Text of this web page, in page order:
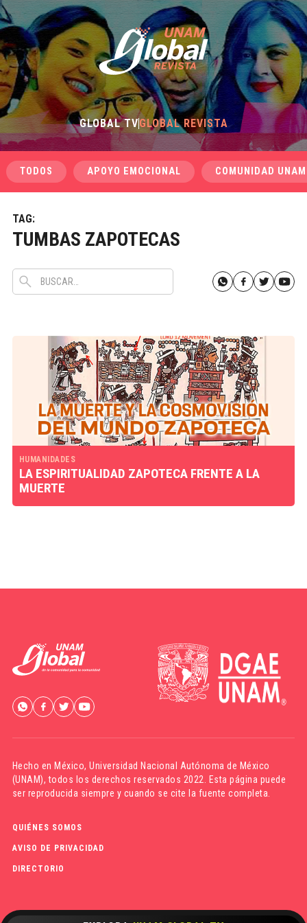
GLOBAL TVGLOBAL REVISTA
TODOS APOYO EMOCIONAL COMUNIDAD UNAM
TAG:
TUMBAS ZAPOTECAS
HUMANIDADES
LA ESPIRITUALIDAD ZAPOTECA FRENTE A LA
MUERTE
Hecho en México,Universidad Nacional Autónoma de México
(UNAM), todos los derechos reservados 2022. Esta página puede
ser reproducida siempre y cuando se cite la fuente completa.
QUIÉNES SOMOS
AVISO DE PRIVACIDAD
DIRECTORIO